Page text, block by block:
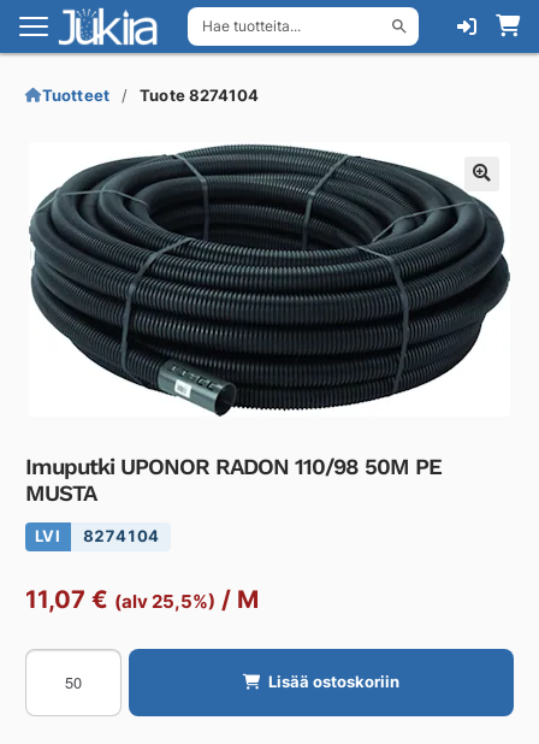
Hae tuotteita...
Siirry
navigointiin
Siirry
sisältöön
Tuotteet Tuote 8274104
Imuputki UPONOR RADON 110/98 50M PE
MUSTA
LVI 8274104
11,07 € (alv 25,5%) / M
Imuputki
UPONOR
RADON
Lisää ostoskoriin